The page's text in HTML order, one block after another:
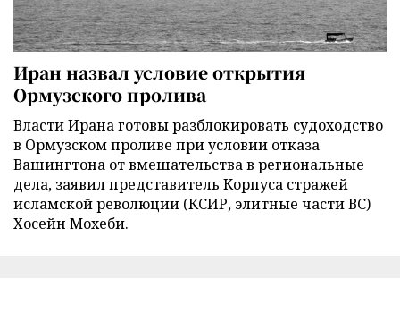
Иран назвал условие открытия
Ормузского пролива
Власти Ирана готовы разблокировать судоходство
в Ормузском проливе при условии отказа
Вашингтона от вмешательства в региональные
дела, заявил представитель Корпуса стражей
исламской революции (КСИР, элитные части ВС)
Хосейн Мохеби.